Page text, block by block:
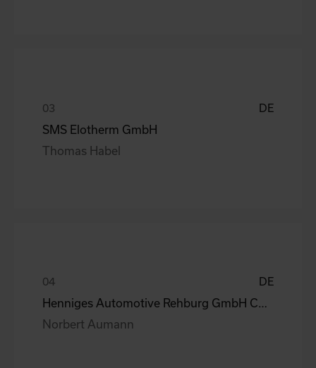
DE
SMS Elotherm GmbH
Thomas Habel
DE
Norbert Aumann